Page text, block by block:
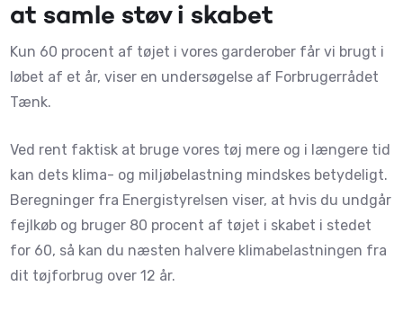
at samle støv i skabet
Kun 60 procent af tøjet i vores garderober får vi brugt i
løbet af et år, viser en undersøgelse af Forbrugerrådet
Tænk.
Ved rent faktisk at bruge vores tøj mere og i længere tid
kan dets klima- og miljøbelastning mindskes betydeligt.
Beregninger fra Energistyrelsen viser, at hvis du undgår
fejlkøb og bruger 80 procent af tøjet i skabet i stedet
for 60, så kan du næsten halvere klimabelastningen fra
dit tøjforbrug over 12 år.